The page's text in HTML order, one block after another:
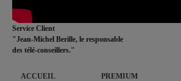
Service Client
"Jean-Michel Berille, le responsable
des télé-conseillers."
ACCUEIL PREMIUM